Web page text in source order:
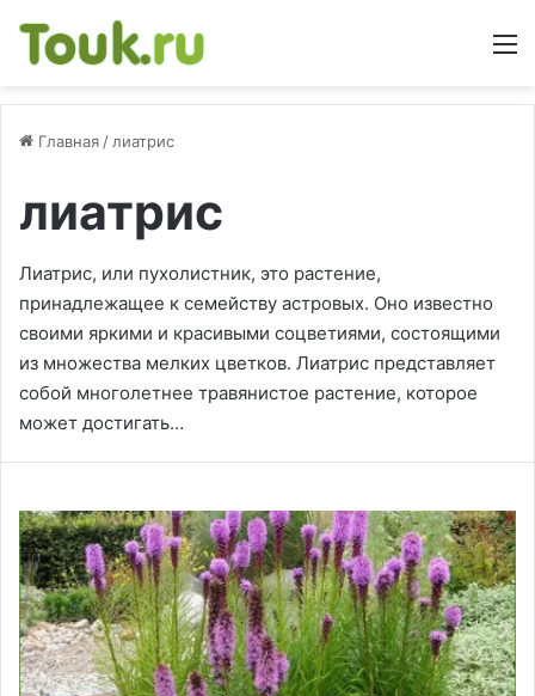
Главная / лиатрис
лиатрис
Лиатрис, или пухолистник, это растение,
принадлежащее к семейству астровых. Оно известно
своими яркими и красивыми соцветиями, состоящими
из множества мелких цветков. Лиатрис представляет
собой многолетнее травянистое растение, которое
может достигать…